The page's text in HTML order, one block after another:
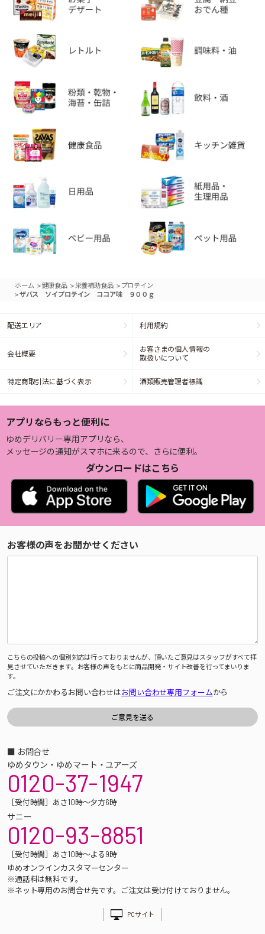
ホーム >健康食品 > 栄養補助食品 > プロテイン
>ザバス ソイプロテイン ココア味 ９００ｇ
配送エリア 利用規約
会社概要
お客さまの個人情報の
取扱いについて
特定商取引法に基づく表示 酒類販売管理者標識
アプリならもっと便利に
ゆめデリバリー専用アプリなら、
メッセージの通知がスマホに来るので、さらに便利。
ダウンロードはこちら
お客様の声をお聞かせください
こちらの投稿への個別対応は行っておりませんが、頂いたご意見はスタッフがすべて拝
見させていただきます。お客様の声をもとに商品開発・サイト改善を行ってまいりま
す。
ご注文にかかわるお問い合わせはお問い合わせ専用フォームから
■ お問合せ
ゆめタウン・ゆめマート・ユアーズ
0120-37-1947
［受付時間］あさ10時～夕方6時
サニー
0120-93-8851
［受付時間］あさ10時～よる9時
ゆめオンラインカスタマーセンター
※通話料は無料です。
※ネット専用のお問合せ先です。ご注文は受け付けておりません。
PCサイト